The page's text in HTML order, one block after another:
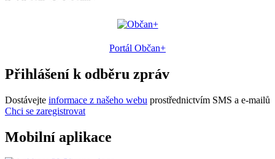
Portál Občan+
Přihlášení k odběru zpráv
Dostávejte informace z našeho webu prostřednictvím SMS a e-mailů
Chci se zaregistrovat
Mobilní aplikace